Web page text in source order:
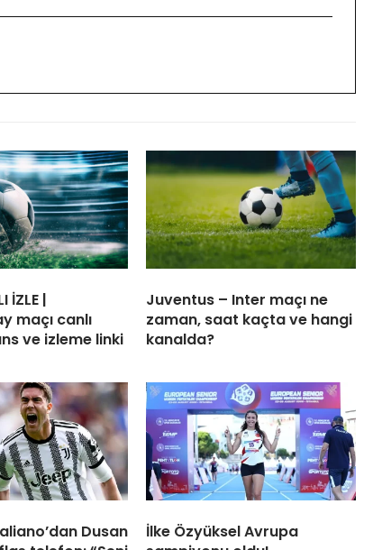
İZLE |
maçı canlı
ve izleme linki
Juventus – Inter maçı ne
zaman, saat kaçta ve hangi
kanalda?
Dusan
İlke Özyüksel Avrupa